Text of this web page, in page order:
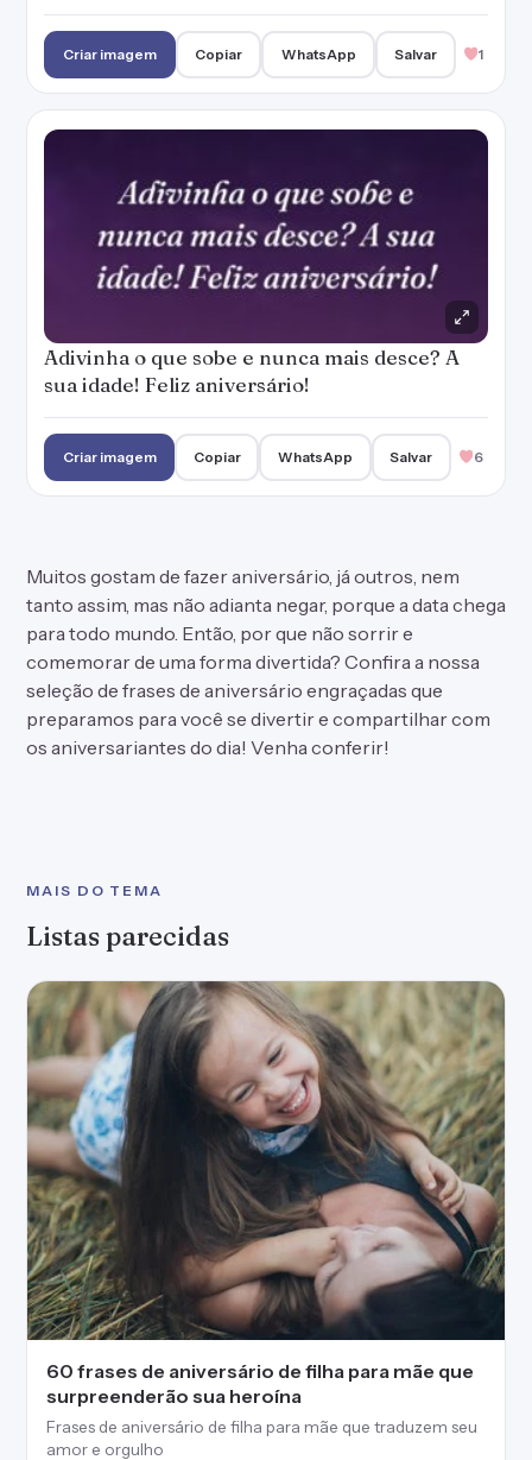
Criar imagem Copiar WhatsApp Salvar 1
Adivinha o que sobe e nunca mais desce? A
sua idade! Feliz aniversário!
Criar imagem Copiar WhatsApp Salvar 6
Muitos gostam de fazer aniversário, já outros, nem
tanto assim, mas não adianta negar, porque a data chega
para todo mundo. Então, por que não sorrir e
comemorar de uma forma divertida? Confira a nossa
seleção de frases de aniversário engraçadas que
preparamos para você se divertir e compartilhar com
os aniversariantes do dia! Venha conferir!
MAIS DO TEMA
Listas parecidas
60 frases de aniversário de filha para mãe que
surpreenderão sua heroína
Frases de aniversário de filha para mãe que traduzem seu
amor e orgulho